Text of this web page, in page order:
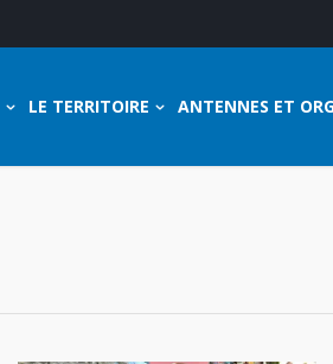
LE TERRITOIRE ANTENNES ET